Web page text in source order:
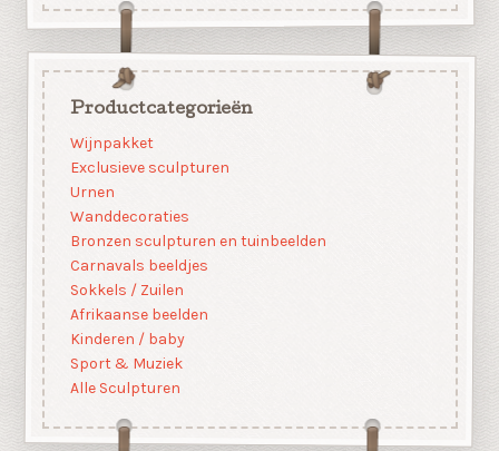
Productcategorieën
Wijnpakket
Exclusieve sculpturen
Urnen
Wanddecoraties
Bronzen sculpturen en tuinbeelden
Carnavals beeldjes
Sokkels / Zuilen
Afrikaanse beelden
Kinderen / baby
Sport & Muziek
Alle Sculpturen